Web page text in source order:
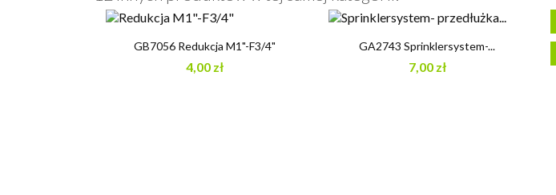
Szybki podgląd
GB7056 Redukcja M1"-F3/4"
4,00 zł
Szybki podgląd
GA2743 Sprinklersystem-...
7,00 zł